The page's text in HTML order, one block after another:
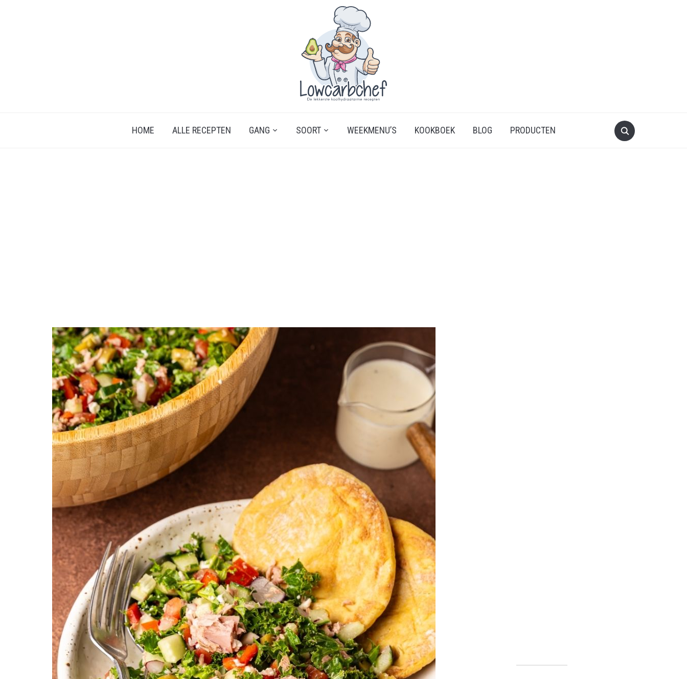
HOME ALLE RECEPTEN GANG SOORT WEEKMENU’S KOOKBOEK BLOG PRODUCTEN